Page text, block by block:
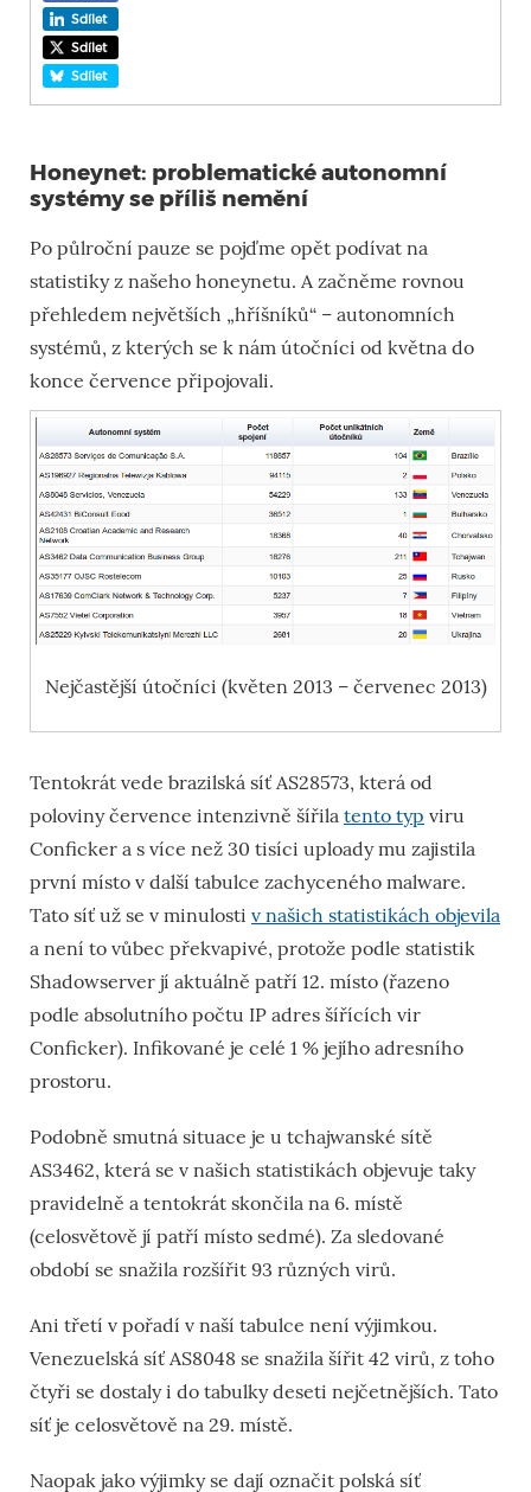
Sdílet
Sdílet
Sdílet
Honeynet: problematické autonomní
systémy se příliš nemění
Po půlroční pauze se pojďme opět podívat na
statistiky z našeho honeynetu. A začněme rovnou
přehledem největších „hříšníků“ – autonomních
systémů, z kterých se k nám útočníci od května do
konce července připojovali.
Nejčastější útočníci (květen 2013 – červenec 2013)
Tentokrát vede brazilská síť AS28573, která od
poloviny července intenzivně šířila tento typ viru
Conficker a s více než 30 tisíci uploady mu zajistila
první místo v další tabulce zachyceného malware.
Tato síť už se v minulosti v našich statistikách objevila
a není to vůbec překvapivé, protože podle statistik
Shadowserver jí aktuálně patří 12. místo (řazeno
podle absolutního počtu IP adres šířících vir
Conficker). Infikované je celé 1 % jejího adresního
prostoru.
Podobně smutná situace je u tchajwanské sítě
AS3462, která se v našich statistikách objevuje taky
pravidelně a tentokrát skončila na 6. místě
(celosvětově jí patří místo sedmé). Za sledované
období se snažila rozšířit 93 různých virů.
Ani třetí v pořadí v naší tabulce není výjimkou.
Venezuelská síť AS8048 se snažila šířit 42 virů, z toho
čtyři se dostaly i do tabulky deseti nejčetnějších. Tato
síť je celosvětově na 29. místě.
Naopak jako výjimky se dají označit polská síť